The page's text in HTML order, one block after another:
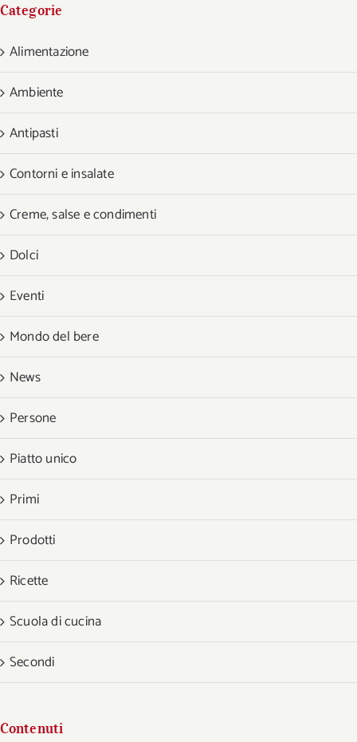
Categorie
Alimentazione
Ambiente
Antipasti
Contorni e insalate
Creme, salse e condimenti
Dolci
Eventi
Mondo del bere
News
Persone
Piatto unico
Primi
Prodotti
Ricette
Scuola di cucina
Secondi
Contenuti